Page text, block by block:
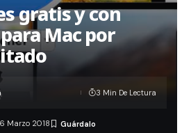
gratis y con
Mac por
Marzo 2018
3 Min De Lectura